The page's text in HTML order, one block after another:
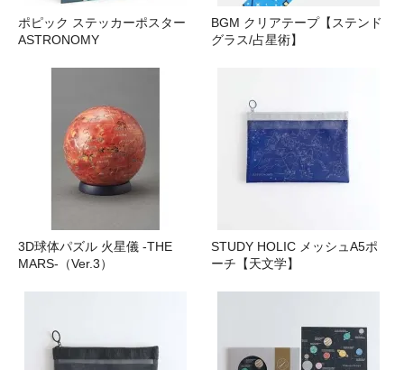
ポピック ステッカーポスター
ASTRONOMY
BGM クリアテープ【ステンド
グラス/占星術】
3D球体パズル 火星儀 -THE
MARS-（Ver.3）
STUDY HOLIC メッシュA5ポ
ーチ【天文学】